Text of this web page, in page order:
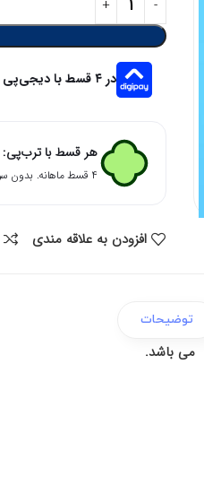
در ۴ قسط با دیجی‌پی
هر قسط با ترب‌پی:
۴ قسط ماهانه. بدون سود، چک و ضامن.
افزودن به علاقه مندی
توضیحات